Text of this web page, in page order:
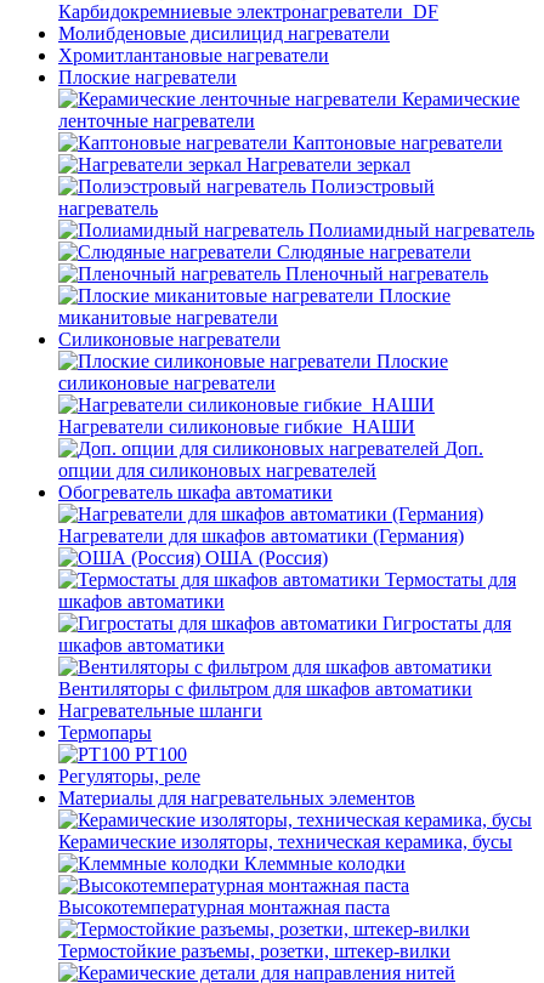
Карбидокремниевые электронагреватели_DF
Молибденовые дисилицид нагреватели
Хромитлантановые нагреватели
Плоские нагреватели
Керамические
ленточные нагреватели
Каптоновые нагреватели
Нагреватели зеркал
Полиэстровый
нагреватель
Полиамидный нагреватель
Слюдяные нагреватели
Пленочный нагреватель
Плоские
миканитовые нагреватели
Силиконовые нагреватели
Плоские
силиконовые нагреватели
Нагреватели силиконовые гибкие_НАШИ
Доп.
опции для силиконовых нагревателей
Обогреватель шкафа автоматики
Нагреватели для шкафов автоматики (Германия)
ОША (Россия)
Термостаты для
шкафов автоматики
Гигростаты для
шкафов автоматики
Вентиляторы с фильтром для шкафов автоматики
Нагревательные шланги
Термопары
PT100
Регуляторы, реле
Материалы для нагревательных элементов
Керамические изоляторы, техническая керамика, бусы
Клеммные колодки
Высокотемпературная монтажная паста
Термостойкие разъемы, розетки, штекер-вилки